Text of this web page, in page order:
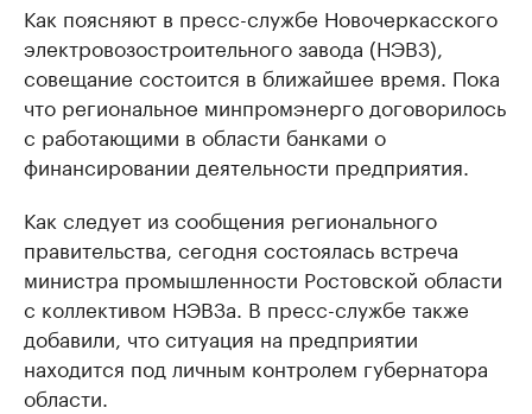
Как поясняют в пресс-службе Новочеркасского
электровозостроительного завода (НЭВЗ),
совещание состоится в ближайшее время. Пока
что региональное минпромэнерго договорилось
с работающими в области банками о
финансировании деятельности предприятия.
Как следует из сообщения регионального
правительства, сегодня состоялась встреча
министра промышленности Ростовской области
с коллективом НЭВЗа. В пресс-службе также
добавили, что ситуация на предприятии
находится под личным контролем губернатора
области.